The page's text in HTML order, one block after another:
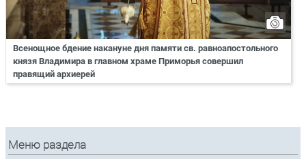
Всенощное бдение накануне дня памяти св. равноапостольного
князя Владимира в главном храме Приморья совершил
правящий архиерей
Меню раздела